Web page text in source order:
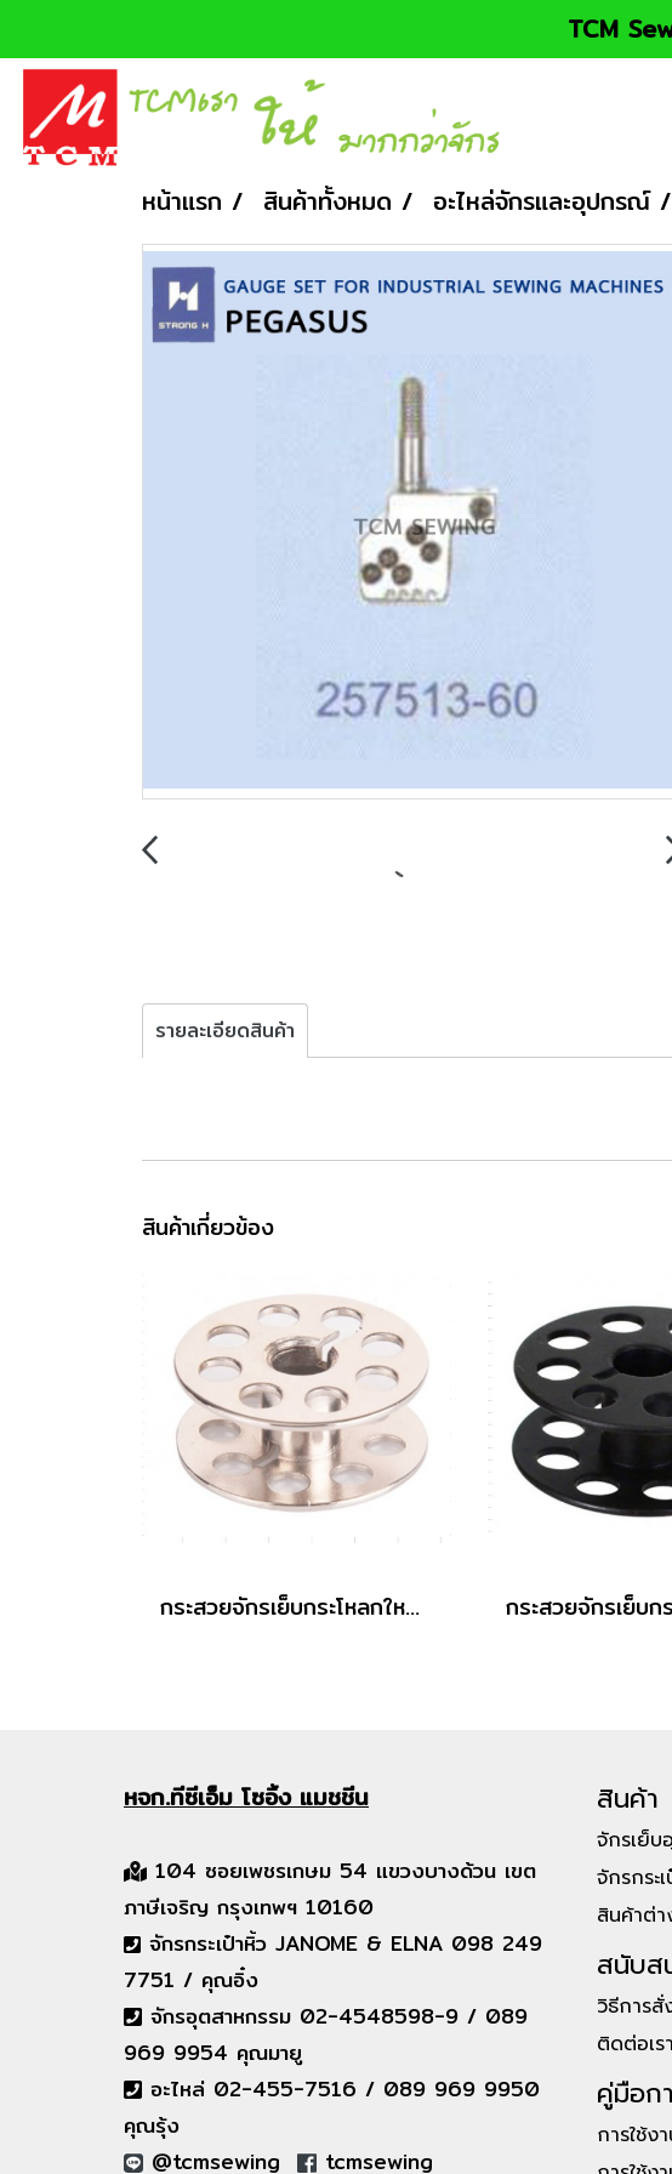
TCM
หน้าแรก สินค้าทั้งหมด อะไหล่จักรและอุปกรณ์
รายละเอียดสินค้า
สินค้าเกี่ยวข้อง
กระสวยจักรเย็บกระโหลกใหญ่ 201 (MGP) Grade A
หจก.ทีซีเอ็ม โซอิ้ง แมชชีน
104 ซอยเพชรเกษม 54 แขวงบางด้วน เขต
ภาษีเจริญ กรุงเทพฯ 10160
จักรกระเป๋าหิ้ว JANOME & ELNA 098 249
7751 / คุณอิ๋ง
จักรอุตสาหกรรม 02-4548598-9 / 089
969 9954 คุณมายู
อะไหล่ 02-455-7516 / 089 969 9950
คุณรุ้ง
@tcmsewing
tcmsewing
สินค้า
จักรเย็บ
จักรกระ
สินค้าต่า
สนับส
วิธีการสั่
ติดต่อเรา
คู่มือก
การใช้ง